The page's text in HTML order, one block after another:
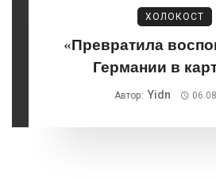
ХОЛОКОСТ
«Превратила
Германии в
Автор: Yidn